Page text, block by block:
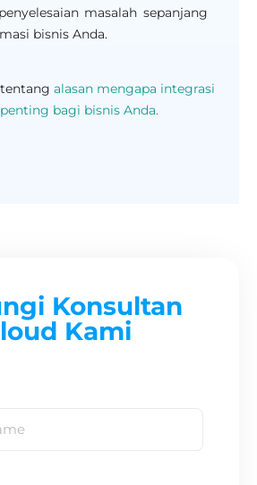
masalah sepanjang
bisnis Anda.
alasan mengapa integrasi
bagi bisnis Anda.
Konsultan
Kami